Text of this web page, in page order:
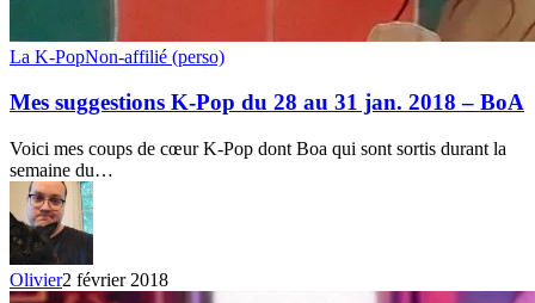
Mes
K-
du
28
au
31
jan.
2018
–
BoA
La K-PopNon-affilié (perso)
Mes suggestions K-Pop du 28 au 31 jan. 2018 – BoA
Voici mes coups de cœur K-Pop dont Boa qui sont sortis durant la
semaine du…
Olivier2 février 2018